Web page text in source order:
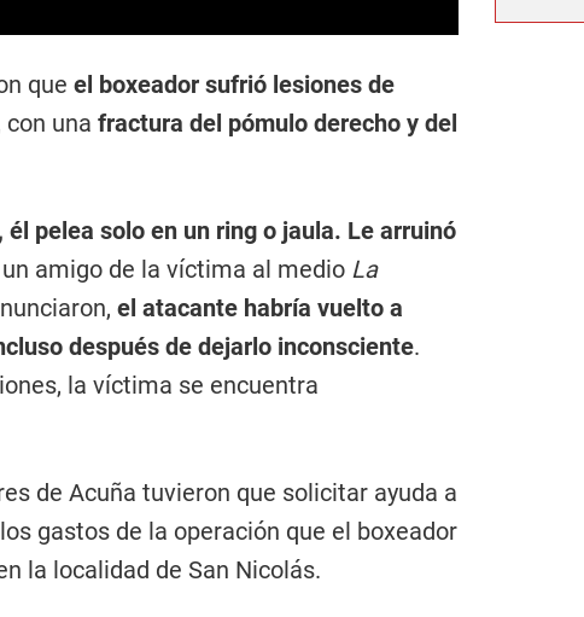
que el boxeador sufrió lesiones de
con una fractura del pómulo derecho y del
pelea solo en un ring o jaula. Le arruinó
amigo de la víctima al medio La
el atacante habría vuelto a
después de dejarlo inconsciente.
la víctima se encuentra
de Acuña tuvieron que solicitar ayuda a
gastos de la operación que el boxeador
la localidad de San Nicolás.